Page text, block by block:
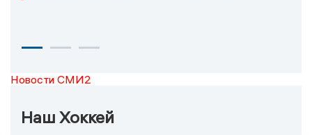
Новости СМИ2
Наш Хоккей